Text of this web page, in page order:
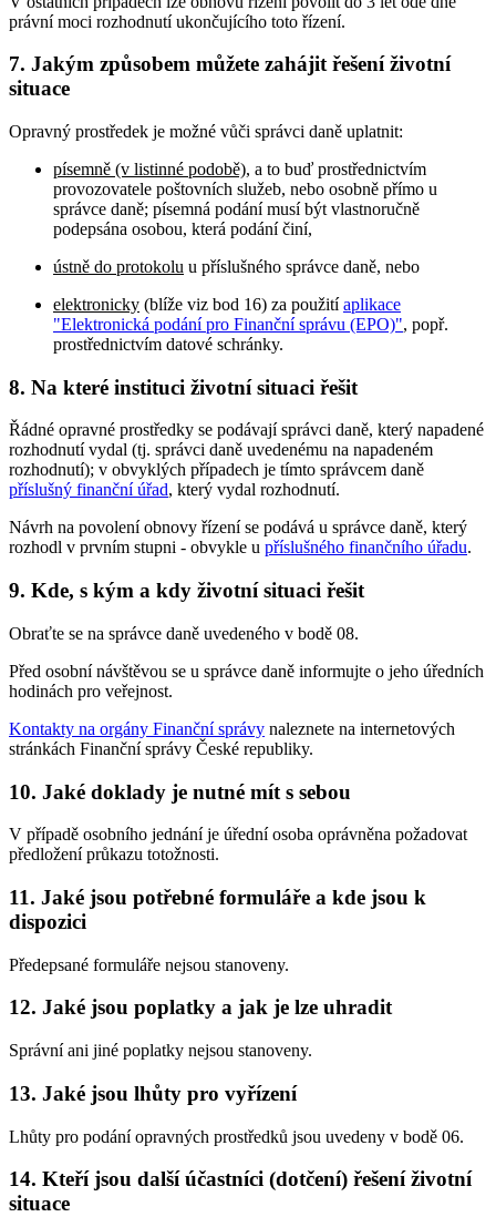
právní moci rozhodnutí ukončujícího toto řízení.
7. Jakým způsobem můžete zahájit řešení životní
situace
Opravný prostředek je možné vůči správci daně uplatnit:
písemně (v listinné podobě), a to buď prostřednictvím
provozovatele poštovních služeb, nebo osobně přímo u
správce daně; písemná podání musí být vlastnoručně
podepsána osobou, která podání činí,
ústně do protokolu u příslušného správce daně, nebo
elektronicky (blíže viz bod 16) za použitíaplikace
"Elektronická podání pro Finanční správu (EPO)", popř.
prostřednictvím datové schránky.
8. Na které instituci životní situaci řešit
Řádné opravné prostředky se podávají správci daně, který napadené
rozhodnutí vydal (tj. správci daně uvedenému na napadeném
rozhodnutí); v obvyklých případech je tímto správcem daně
příslušný finanční úřad, který vydal rozhodnutí.
Návrh na povolení obnovy řízení se podává u správce daně, který
rozhodl v prvním stupni - obvykle u příslušného finančního úřadu.
9. Kde, s kým a kdy životní situaci řešit
Obraťte se na správce daně uvedeného v bodě 08.
Před osobní návštěvou se u správce daně informujte o jeho úředních
hodinách pro veřejnost.
Kontakty na orgány Finanční správy naleznete na internetových
stránkách Finanční správy České republiky.
10. Jaké doklady je nutné mít s sebou
V případě osobního jednání je úřední osoba oprávněna požadovat
předložení průkazu totožnosti.
11. Jaké jsou potřebné formuláře a kde jsou k
dispozici
Předepsané formuláře nejsou stanoveny.
12. Jaké jsou poplatky a jak je lze uhradit
Správní ani jiné poplatky nejsou stanoveny.
13. Jaké jsou lhůty pro vyřízení
Lhůty pro podání opravných prostředků jsou uvedeny v bodě 06.
14. Kteří jsou další účastníci (dotčení) řešení životní
situace